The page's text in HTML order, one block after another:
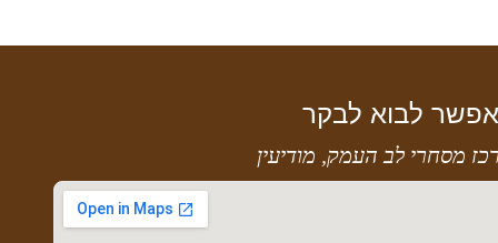
אפשר לבוא לבקר
מסחרי לב העמק, מודיעין